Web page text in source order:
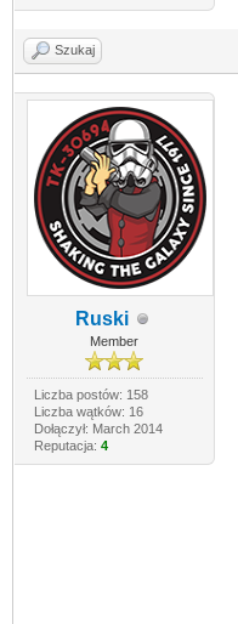
Szukaj
Ruski
Member
Liczba postów: 158
Liczba wątków: 16
Dołączył: March 2014
Reputacja: 4